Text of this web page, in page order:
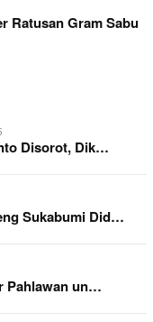
Ratusan Gram Sabu
Disorot, Dik…
Sukabumi Did…
Pahlawan un…